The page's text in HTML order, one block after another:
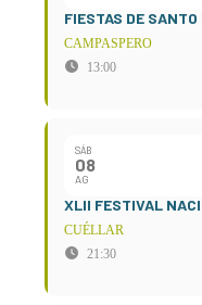
FIESTAS DE SANTO
CAMPASPERO
13:00
SÁB
08
AG
XLII FESTIVAL
CUÉLLAR
21:30